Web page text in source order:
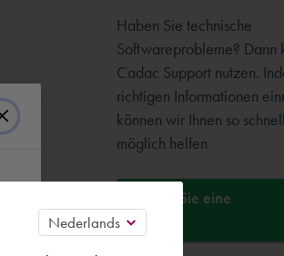
Haben Sie technische
Softwareprobleme? Dann
Cadac Support nutzen.
richtigen Informationen
können wir Ihnen so
möglich helfen
Stellen Sie eine
Frage